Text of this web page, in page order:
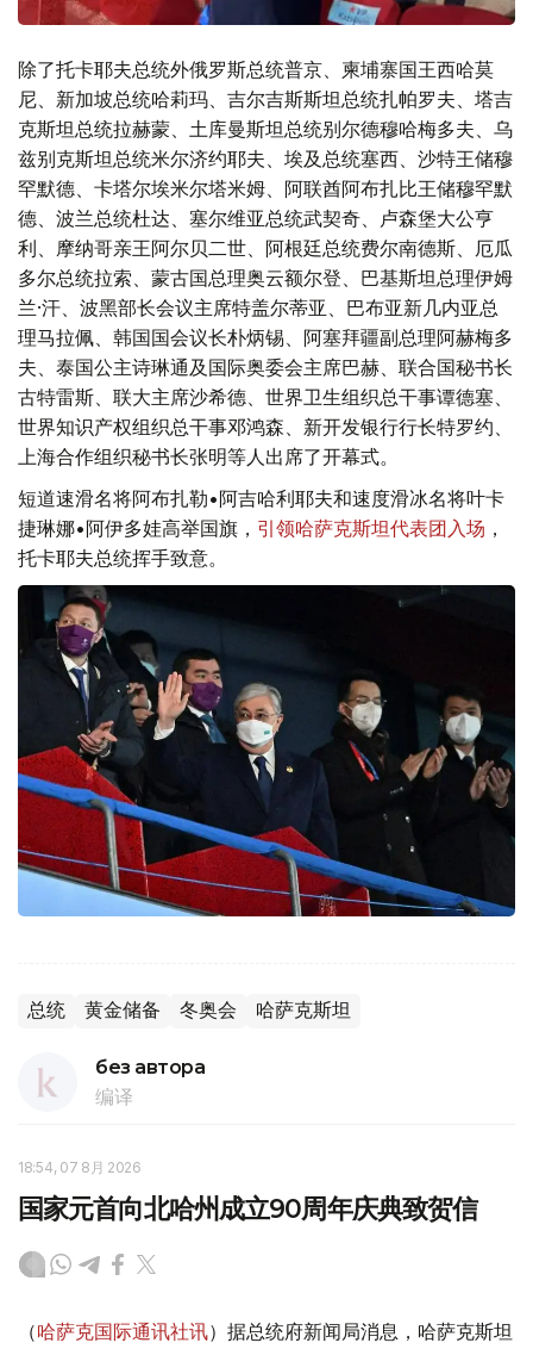
除了托卡耶夫总统外俄罗斯总统普京、柬埔寨国王西哈莫
尼、新加坡总统哈莉玛、吉尔吉斯斯坦总统扎帕罗夫、塔吉
克斯坦总统拉赫蒙、土库曼斯坦总统别尔德穆哈梅多夫、乌
兹别克斯坦总统米尔济约耶夫、埃及总统塞西、沙特王储穆
罕默德、卡塔尔埃米尔塔米姆、阿联酋阿布扎比王储穆罕默
德、波兰总统杜达、塞尔维亚总统武契奇、卢森堡大公亨
利、摩纳哥亲王阿尔贝二世、阿根廷总统费尔南德斯、厄瓜
多尔总统拉索、蒙古国总理奥云额尔登、巴基斯坦总理伊姆
兰·汗、波黑部长会议主席特盖尔蒂亚、巴布亚新几内亚总
理马拉佩、韩国国会议长朴炳锡、阿塞拜疆副总理阿赫梅多
夫、泰国公主诗琳通及国际奥委会主席巴赫、联合国秘书长
古特雷斯、联大主席沙希德、世界卫生组织总干事谭德塞、
世界知识产权组织总干事邓鸿森、新开发银行行长特罗约、
上海合作组织秘书长张明等人出席了开幕式。
短道速滑名将阿布扎勒•阿吉哈利耶夫和速度滑冰名将叶卡
捷琳娜•阿伊多娃高举国旗， 引领哈萨克斯坦代表团入场 ，
托卡耶夫总统挥手致意。
总统 黄金储备 冬奥会 哈萨克斯坦
без автора
编译
18:54, 07 8月 2026
国家元首向北哈州成立90周年庆典致贺信
（哈萨克国际通讯社讯）据总统府新闻局消息，哈萨克斯坦